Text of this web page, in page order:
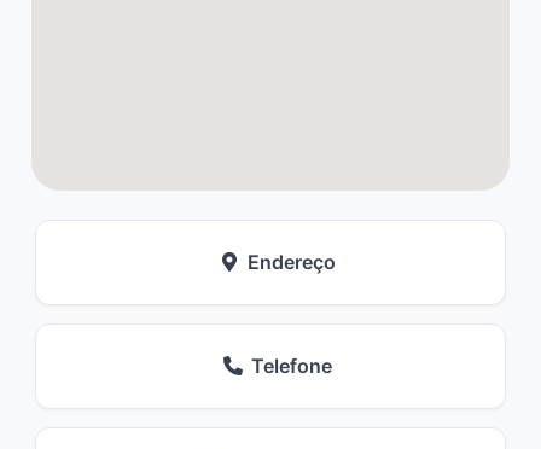
Endereço
Telefone